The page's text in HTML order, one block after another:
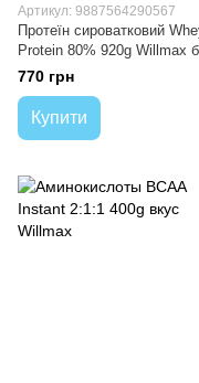
Артикул: 9887564290567
Протеїн сироватковий
Protein 80% 920g Willmax
смаку
770 грн
Купити